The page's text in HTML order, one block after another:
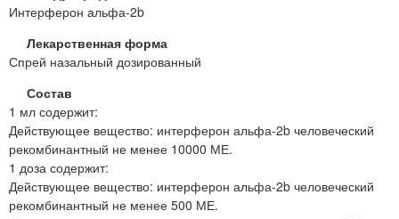
Интерферон альфа-2b
Лекарственная форма
Спрей назальный дозированный
Состав
1 мл содержит:
Действующее вещество: интерферон альфа-2b человеческий
рекомбинантный не менее 10000 МЕ.
1 доза содержит:
Действующее вещество: интерферон альфа-2b человеческий
рекомбинантный не менее 500 МЕ.